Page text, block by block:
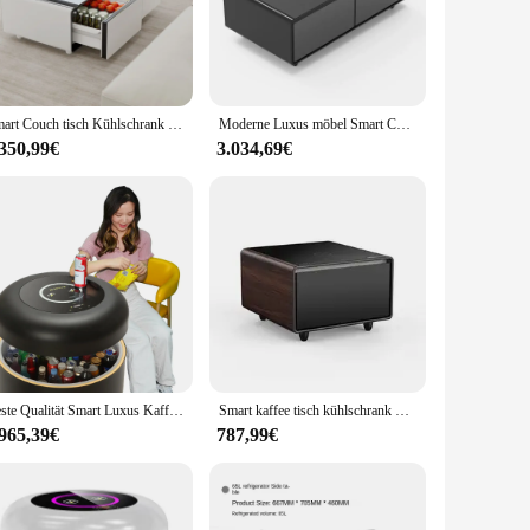
compact size makes it a perfect fit for small apartments,
durability and easy maintenance. The
surface resists fingerprints and stains, ensuring your
construction, the couchtisch kühlschrank is built to
the perfect choice. Its adaptable design allows it to
a piece of furniture; it's a statement piece that blends
Smart Couch tisch Kühlschrank gekühlte Schublade große Kapazität Stauraum platzsparend Moderne Luxus möbel Smart Couch tisch Smart Kühlschrank Wohn möbel Kühlschrank Wohnzimmer möbel Stahl lackiert
3.034,69€
Beste Qualität Smart Luxus Kaffee Touch Tische Kühlschrank Mini Wohnzimmer Seite Tabelle Smart Kaffee Tisch Mit Kühlschrank Smart kaffee tisch kühlschrank mit led-leuchten bar wohnzimmer tisch haushalt geräte smart touch screen kaffee tisch
787,99€